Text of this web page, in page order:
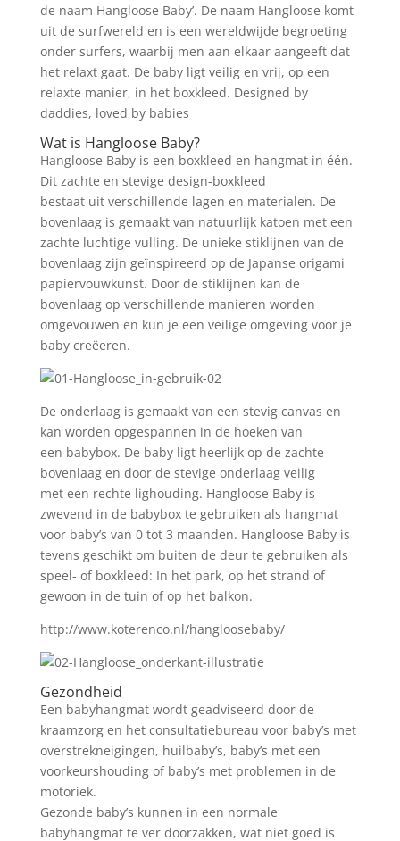
de naam Hangloose Baby’. De naam Hangloose komt
uit de surfwereld en is een wereldwijde begroeting
onder surfers, waarbij men aan elkaar aangeeft dat
het relaxt gaat. De baby ligt veilig en vrij, op een
relaxte manier, in het boxkleed. Designed by
daddies, loved by babies
Wat is Hangloose Baby?
Hangloose Baby is een boxkleed en hangmat in één.
Dit zachte en stevige design-boxkleed
bestaat uit verschillende lagen en materialen. De
bovenlaag is gemaakt van natuurlijk katoen met een
zachte luchtige vulling. De unieke stiklijnen van de
bovenlaag zijn geïnspireerd op de Japanse origami
papiervouwkunst. Door de stiklijnen kan de
bovenlaag op verschillende manieren worden
omgevouwen en kun je een veilige omgeving voor je
baby creëeren.
De onderlaag is gemaakt van een stevig canvas en
kan worden opgespannen in de hoeken van
een babybox. De baby ligt heerlijk op de zachte
bovenlaag en door de stevige onderlaag veilig
met een rechte lighouding. Hangloose Baby is
zwevend in de babybox te gebruiken als hangmat
voor baby’s van 0 tot 3 maanden. Hangloose Baby is
tevens geschikt om buiten de deur te gebruiken als
speel- of boxkleed: In het park, op het strand of
gewoon in de tuin of op het balkon.
http://www.koterenco.nl/hangloosebaby/
Gezondheid
Een babyhangmat wordt geadviseerd door de
kraamzorg en het consultatiebureau voor baby’s met
overstrekneigingen, huilbaby’s, baby’s met een
voorkeurshouding of baby’s met problemen in de
motoriek.
Gezonde baby’s kunnen in een normale
babyhangmat te ver doorzakken, wat niet goed is